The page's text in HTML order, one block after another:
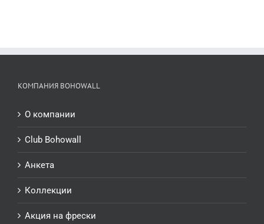
КОМПАНИЯ BOHOWALL
О компании
Club Bohowall
Анкета
Коллекции
Акция на фрески